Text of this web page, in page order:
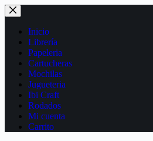
Inicio
Librería
Papeleria
Cartucheras
Mochilas
Jugueteria
Ibi Craft
Rodados
Mi cuenta
Carrito